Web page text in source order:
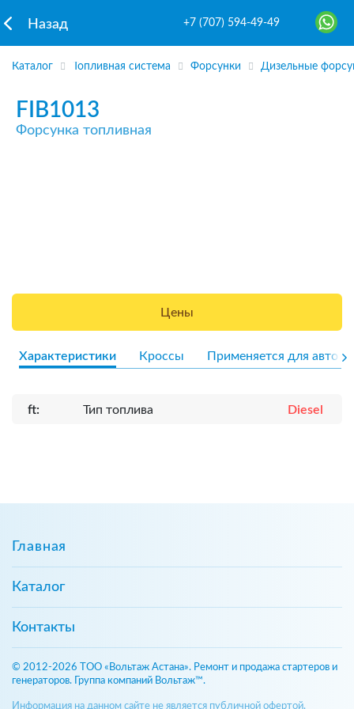
Назад +7 (707) 594-49-49
Каталог Топливная система Форсунки Дизельные
FIB1013
Форсунка топливная
Цены
Характеристики Кроссы Применяется для авто
ft: Тип топлива Diesel
Главная
Каталог
Контакты
© 2012-2026 ТОО «Вольтаж Астана». Ремонт и продажа стартеров и
генераторов. Группа компаний Вольтаж™.
Информация на данном сайте не является публичной офертой,